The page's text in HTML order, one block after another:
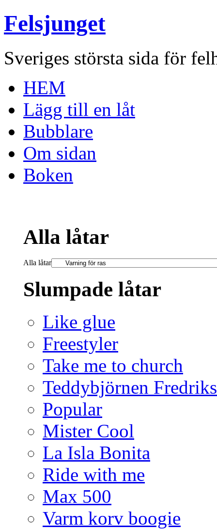
Felsjunget
Sveriges största sida för
HEM
Lägg till en låt
Bubblare
Om sidan
Boken
Alla låtar
Alla låtar
Slumpade låtar
Like glue
Freestyler
Take me to church
Teddybjörnen
Popular
Mister Cool
La Isla Bonita
Ride with me
Max 500
Varm korv boogie